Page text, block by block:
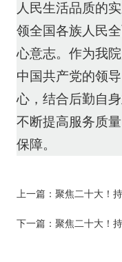
人民生活品质的
领全国各族人民
心意志。作为我
中国共产党的领
心，结合后勤自
不断提高服务质
保障。
上一篇： 聚焦二十大！
下一篇： 聚焦二十大！